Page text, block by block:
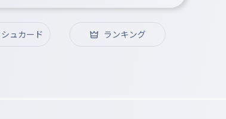
ュカード ランキング